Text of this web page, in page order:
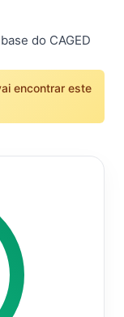
do CAGED
encontrar este